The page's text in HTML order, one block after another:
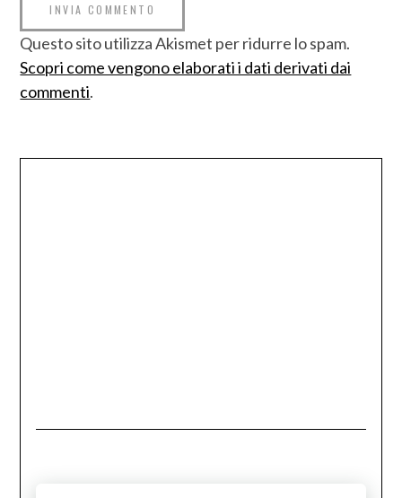
Questo sito utilizza Akismet per ridurre lo spam.
Scopri come vengono elaborati i dati derivati dai
commenti.